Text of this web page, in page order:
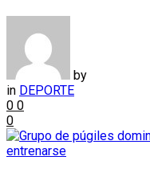
by
in DEPORTE
0 0
0